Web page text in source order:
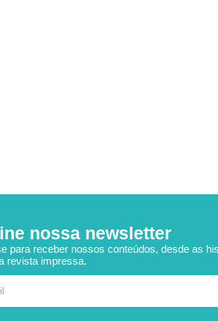
nossa newsletter
para receber nossos conteúdos, desde as
revista impressa.